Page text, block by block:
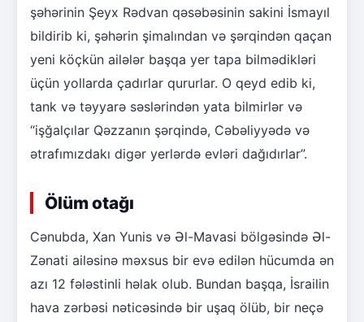
şəhərinin Şeyx Rədvan qəsəbəsinin sakini İsmayıl
bildirib ki, şəhərin şimalından və şərqindən qaçan
yeni köçkün ailələr başqa yer tapa bilmədikləri
üçün yollarda çadırlar qururlar. O qeyd edib ki,
tank və təyyarə səslərindən yata bilmirlər və
“işğalçılar Qəzzanın şərqində, Cəbəliyyədə və
ətrafımızdakı digər yerlərdə evləri dağıdırlar”.
Ölüm otağı
Cənubda, Xan Yunis və Əl-Mavasi bölgəsində Əl-
Zənati ailəsinə məxsus bir evə edilən hücumda ən
azı 12 fələstinli həlak olub. Bundan başqa, İsrailin
hava zərbəsi nəticəsində bir uşaq ölüb, bir neçə